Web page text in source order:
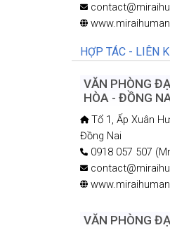
HỢP TÁC - LIÊN
VĂN PHÒNG
HÒA - ĐỒNG
Tổ 1, Ấp Xuân
Đồng Nai
0918 057 507
VĂN PHÒNG